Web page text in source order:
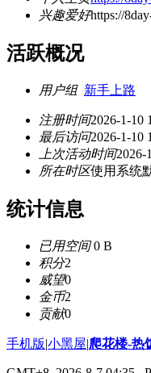
兴趣爱好https://
活跃概况
用户组 新手上路
注册时间2026-1-10
最后访问2026-1-10
上次活动时间2026-
所在时区使用系统
统计信息
已用空间0 B
积分2
威望0
金币2
贡献0
手机版|小黑屋|爬花楼-热